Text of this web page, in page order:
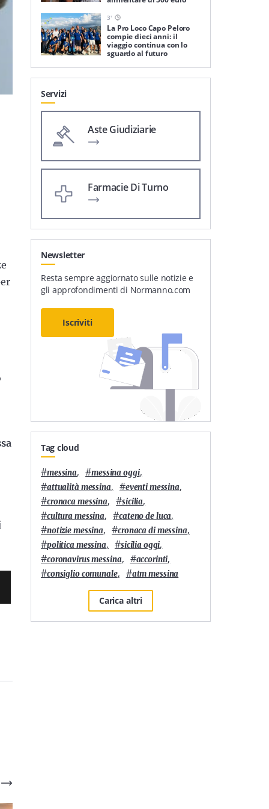
3'
La Pro Loco Capo Peloro
compie dieci anni: il
viaggio continua con lo
sguardo al futuro
Servizi
Aste Giudiziarie
Farmacie Di Turno
Newsletter
Resta sempre aggiornato sulle notizie e
gli approfondimenti di Normanno.com
Iscriviti
Tag cloud
#messina, #messina oggi,
#attualità messina, #eventi messina,
#cronaca messina, #sicilia,
#cultura messina, #cateno de luca,
#notizie messina, #cronaca di messina,
#politica messina, #sicilia oggi,
#coronavirus messina, #accorinti,
#consiglio comunale, #atm messina
Carica altri